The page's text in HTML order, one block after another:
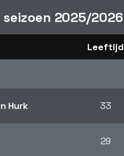
2025/2026
Leeftijd
Hurk 33
29